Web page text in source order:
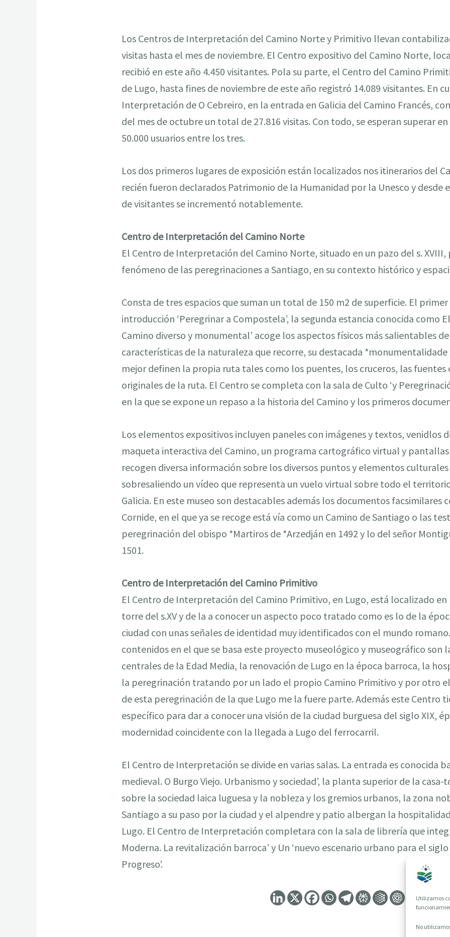
Utilizamos
No
Los Centros de Interpretación del Camino Norte y Primitivo llevan
visitas hasta el mes de noviembre. El Centro expositivo del Camino Norte,
recibió en este año 4.450 visitantes. Pola su parte, el Centro del Camino
de Lugo, hasta fines de noviembre de este año registró 14.089 visitantes. En
Interpretación de O Cebreiro, en la entrada en Galicia del Camino Francés,
del mes de octubre un total de 27.816 visitas. Con todo, se esperan superar
50.000 usuarios entre los tres.
Los dos primeros lugares de exposición están localizados nos itinerarios del
recién fueron declarados Patrimonio de la Humanidad por la Unesco y desde
de visitantes se incrementó notablemente.
Centro de Interpretación del Camino Norte
El Centro de Interpretación del Camino Norte, situado en un pazo del s.
fenómeno de las peregrinaciones a Santiago, en su contexto histórico y
Consta de tres espacios que suman un total de 150 m2 de superficie. El
introducción ‘Peregrinar a Compostela’, la segunda estancia conocida como
Camino diverso y monumental’ acoge los aspectos físicos más salientables
características de la naturaleza que recorre, su destacada
mejor definen la propia ruta tales como los puentes, los cruceros, las
originales de la ruta. El Centro se completa con la sala de Culto ‘y
en la que se expone un repaso a la historia del Camino y los primeros
Los elementos expositivos incluyen paneles con imágenes y textos, venidlos
maqueta interactiva del Camino, un programa cartográfico virtual y
recogen diversa información sobre los diversos puntos y elementos
sobresaliendo un vídeo que representa un vuelo virtual sobre todo el
Galicia. En este museo son destacables además los documentos facsimilares
Cornide, en el que ya se recoge está vía como un Camino de Santiago o las
peregrinación del obispo *Martiros de *Arzedján en 1492 y lo del señor
1501.
Centro de Interpretación del Camino Primitivo
El Centro de Interpretación del Camino Primitivo, en Lugo, está localizado en
torre del s.XV y de la a conocer un aspecto poco tratado como es lo de la
ciudad con unas señales de identidad muy identificados con el mundo
contenidos en el que se basa este proyecto museológico y museográfico son
centrales de la Edad Media, la renovación de Lugo en la época barroca, la
la peregrinación tratando por un lado el propio Camino Primitivo y por otro
de esta peregrinación de la que Lugo me la fuere parte. Además este Centro
específico para dar a conocer una visión de la ciudad burguesa del siglo XIX,
modernidad coincidente con la llegada a Lugo del ferrocarril.
El Centro de Interpretación se divide en varias salas. La entrada es conocida
medieval. O Burgo Viejo. Urbanismo y sociedad’, la planta superior de la
sobre la sociedad laica luguesa y la nobleza y los gremios urbanos, la zona
Santiago a su paso por la ciudad y el alpendre y patio albergan la
Lugo. El Centro de Interpretación completara con la sala de librería que
Moderna. La revitalización barroca’ y Un ‘nuevo escenario urbano para el
Progreso’.